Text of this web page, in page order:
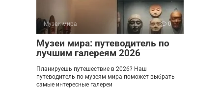
Музеи мира 0
Музеи мира: путеводитель по
лучшим галереям 2026
Планируешь путешествие в 2026? Наш
путеводитель по музеям мира поможет выбрать
самые интересные галереи